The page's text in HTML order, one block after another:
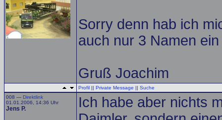
Sorry denn hab ich
auch nur 3 Namen
Gruß Joachim
Profil || Private Message || Suche
008 — Direktlink
01.01.2006, 14:36 Uhr
Jens P.
Ich habe aber nichts